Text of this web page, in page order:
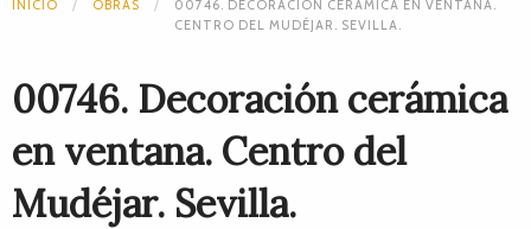
INICIO OBRAS
00746. DECORACIÓN CERÁMICA EN VENTANA.
CENTRO DEL MUDÉJAR. SEVILLA.
00746. Decoración cerámica
en ventana. Centro del
Mudéjar. Sevilla.